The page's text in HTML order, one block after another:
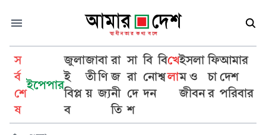
স
র্ব
শে
ষ
ইপেপার
জুলা
ই
বিপ্ল
ব
জা
তী
য়
বা
ণি
জ্য
রা
জ
নী
তি
সা
রা
দে
শ
বি
নো
দন
বি
শ্ব
খে
লা
ইসলা
ম ও
জীবন
ফি
চা
র
আমার
দেশ
পরিবার